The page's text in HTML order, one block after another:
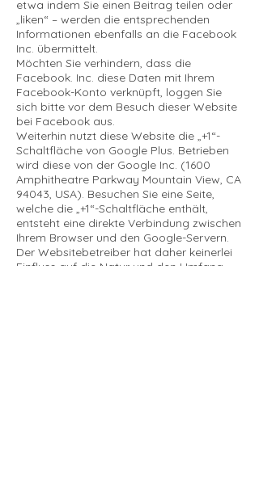
etwa indem Sie einen Beitrag teilen oder
„liken“ – werden die entsprechenden
Informationen ebenfalls an die Facebook
Inc. übermittelt.
Möchten Sie verhindern, dass die
Facebook. Inc. diese Daten mit Ihrem
Facebook-Konto verknüpft, loggen Sie
sich bitte vor dem Besuch dieser Website
bei Facebook aus.
Weiterhin nutzt diese Website die „+1“-
Schaltfläche von Google Plus. Betrieben
wird diese von der Google Inc. (1600
Amphitheatre Parkway Mountain View, CA
94043, USA). Besuchen Sie eine Seite,
welche die „+1“-Schaltfläche enthält,
entsteht eine direkte Verbindung zwischen
Ihrem Browser und den Google-Servern.
Der Websitebetreiber hat daher keinerlei
Einfluss auf die Natur und den Umfang